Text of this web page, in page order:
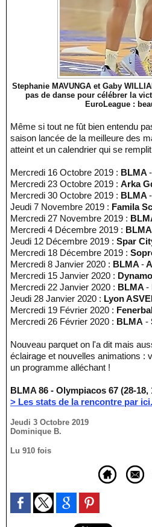
Stephanie MAVUNGA et Gaby
pas de danse pour célébrer la
EuroLeague :
Même si tout ne fût bien entendu pas parfait, voilà donc la
saison lancée de la meilleure des
atteint et un calendrier qui se
Mercredi 16 Octobre 2019 : BLMA -
Mercredi 23 Octobre 2019 : Arka
Mercredi 30 Octobre 2019 : BLMA -
Jeudi 7 Novembre 2019 : Famila
Mercredi 27 Novembre 2019 :
Mercredi 4 Décembre 2019 : BLMA
Jeudi 12 Décembre 2019 : Spar
Mercredi 18 Décembre 2019 :
Mercredi 8 Janvier 2020 : BLMA -
Mercredi 15 Janvier 2020 :
Mercredi 22 Janvier 2020 : BLMA -
Jeudi 28 Janvier 2020 : Lyon
Mercredi 19 Février 2020 :
Mercredi 26 Février 2020 : BLMA -
Nouveau parquet on l'a dit mais
éclairage et nouvelles animations :
un programme alléchant !
BLMA 86 - Olympiacos 67 (28-18,
> Les stats de la rencontre par
Jeudi 3 Octobre 2019
Dominique B.
Lu 910 fois